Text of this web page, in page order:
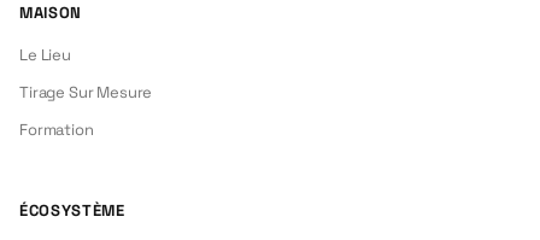
MAISON
Le Lieu
Tirage Sur Mesure
Formation
ÉCOSYSTÈME